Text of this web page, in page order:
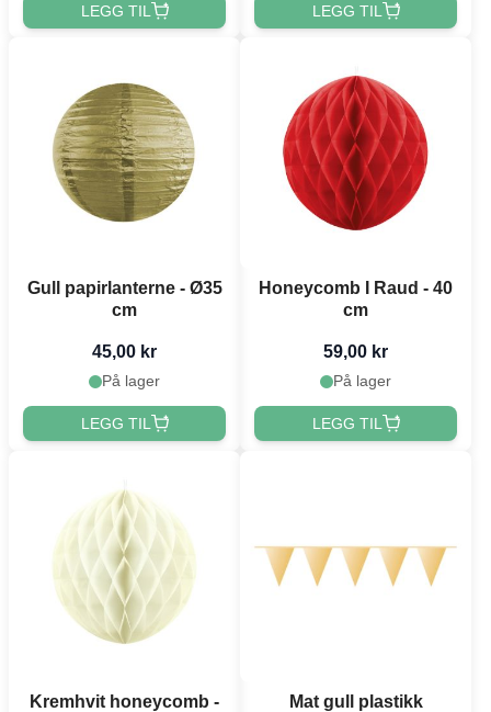
LEGG TIL LEGG TIL
Gull papirlanterne - Ø35
cm
45,00 kr
På lager
LEGG TIL
Honeycomb I Raud - 40
cm
59,00 kr
På lager
LEGG TIL
Kremhvit honeycomb -
Mat gull plastikk